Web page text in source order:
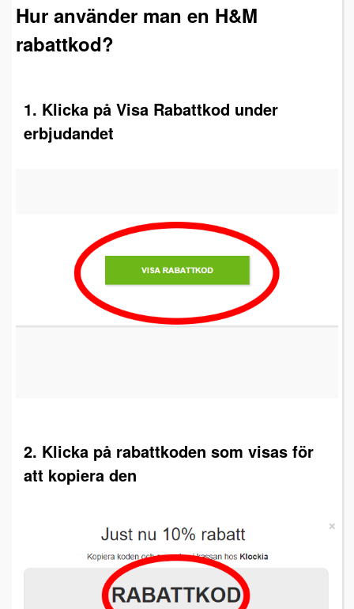
Hur använder man en H&M
rabattkod?
1. Klicka på Visa Rabattkod under
erbjudandet
2. Klicka på rabattkoden som visas för
att kopiera den